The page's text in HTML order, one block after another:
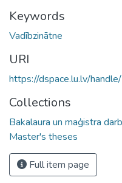
Keywords
Vadībzinātne
URI
https://dspace.lu.lv/
Collections
Bakalaura un maģistra
Master's theses
Full item page